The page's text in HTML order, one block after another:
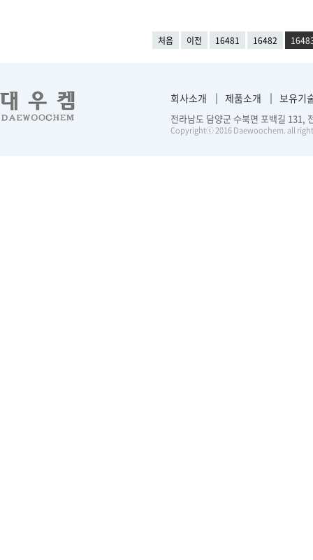
처음 이전 16481 16482
회사소개 제품소개 보유기
전라남도 담양군 수북면 포백길
Copyrightⓒ 2016 Daewoochem. all